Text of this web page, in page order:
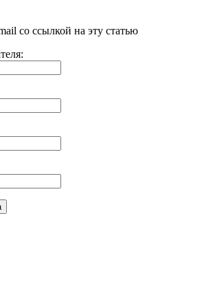
со ссылкой на эту статью